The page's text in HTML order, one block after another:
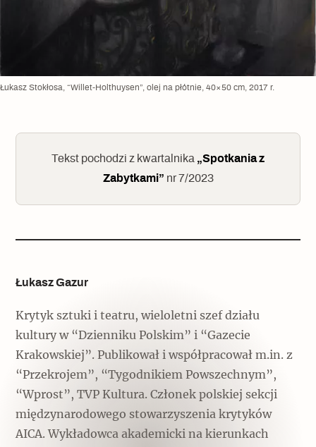
Łukasz Stokłosa, “Willet-Holthuysen”, olej na płótnie, 40×50 cm, 2017 r.
Tekst pochodzi z kwartalnika „Spotkania z
Zabytkami” nr 7/2023
Łukasz Gazur
Krytyk sztuki i teatru, wieloletni szef działu
kultury w “Dzienniku Polskim” i “Gazecie
Krakowskiej”. Publikował i współpracował m.in. z
“Przekrojem”, “Tygodnikiem Powszechnym”,
“Wprost”, TVP Kultura. Członek polskiej sekcji
międzynarodowego stowarzyszenia krytyków
AICA. Wykładowca akademicki na kierunkach